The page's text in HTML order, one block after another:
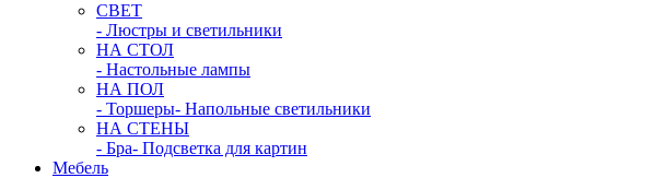
СВЕТ
- Люстры и светильники
НА СТОЛ
- Настольные лампы
НА ПОЛ
- Торшеры- Напольные светильники
НА СТЕНЫ
- Бра- Подсветка для картин
Мебель